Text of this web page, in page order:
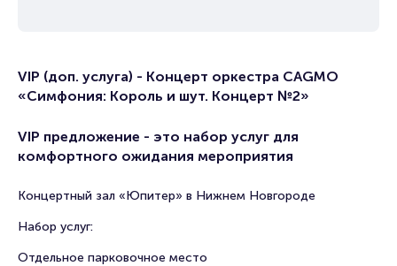
VIP (доп. услуга) - Концерт оркестра CAGMO
«Симфония: Король и шут. Концерт №2»
VIP предложение - это набор услуг для
комфортного ожидания мероприятия
Концертный зал «Юпитер» в Нижнем Новгороде
Набор услуг:
Отдельное парковочное место